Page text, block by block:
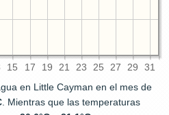
15 17 19 21 23 25 27 29 31
en Little Cayman en el mes de
. Mientras que las temperaturas